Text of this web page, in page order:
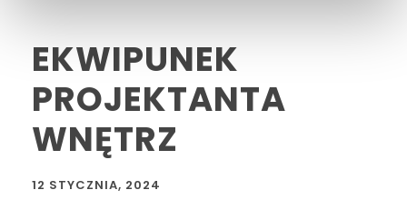
EKWIPUNEK
PROJEKTANTA
WNĘTRZ
12 STYCZNIA, 2024